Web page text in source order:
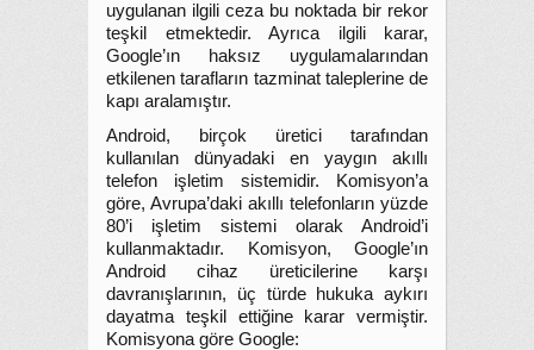
uygulanan ilgili ceza bu noktada bir rekor
teşkil etmektedir. Ayrıca ilgili karar,
Google’ın haksız uygulamalarından
etkilenen tarafların tazminat taleplerine de
kapı aralamıştır.
Android, birçok üretici tarafından
kullanılan dünyadaki en yaygın akıllı
telefon işletim sistemidir. Komisyon’a
göre, Avrupa’daki akıllı telefonların yüzde
80’i işletim sistemi olarak Android’i
kullanmaktadır. Komisyon, Google’ın
Android cihaz üreticilerine karşı
davranışlarının, üç türde hukuka aykırı
dayatma teşkil ettiğine karar vermiştir.
Komisyona göre Google: